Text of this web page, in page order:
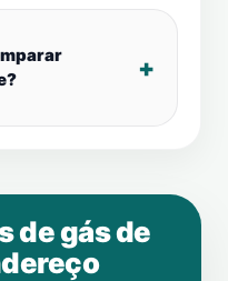
de gás de